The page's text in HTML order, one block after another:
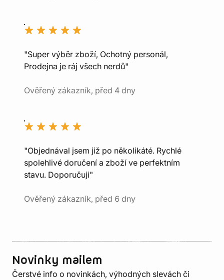
"Super výběr zboží, Ochotný personál,
Prodejna je ráj všech nerdů"
Ověřený zákazník, před 4 dny
"Objednával jsem již po několikáté. Rychlé
spolehlivé doručení a zboží ve perfektním
stavu. Doporučuji"
Ověřený zákazník, před 6 dny
Novinky mailem
Čerstvé info o novinkách, výhodných slevách či